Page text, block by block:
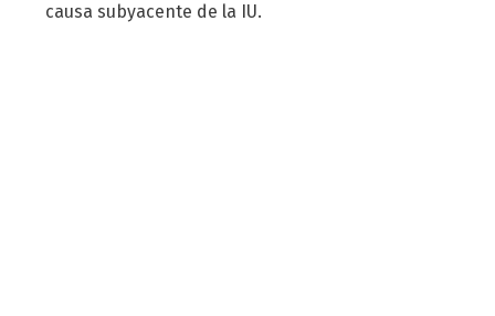
causa subyacente de la IU.